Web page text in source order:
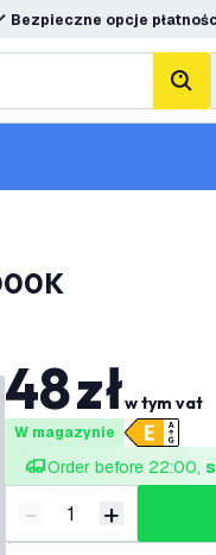
Bezpieczne opcje
48złw tym vat
W magazynie
Order before 22:00,
Zmniejsz ilość
- Zwiększ ilość
+